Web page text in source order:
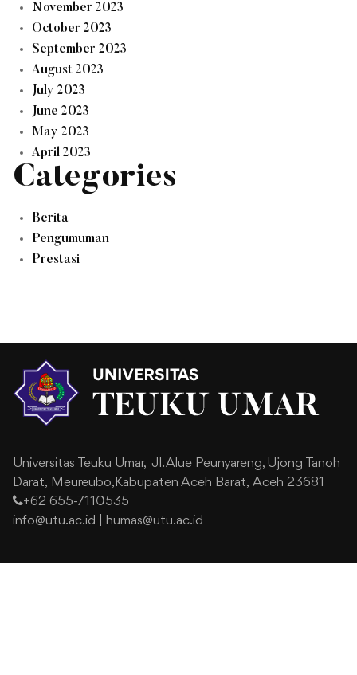
November 2023
October 2023
September 2023
August 2023
July 2023
June 2023
May 2023
April 2023
Categories
Berita
Pengumuman
Prestasi
Universitas Teuku Umar, Jl. Alue Peunyareng, Ujong Tanoh
Darat, Meureubo,Kabupaten Aceh Barat, Aceh 23681
+62 655-7110535
info@utu.ac.id
humas@utu.ac.id